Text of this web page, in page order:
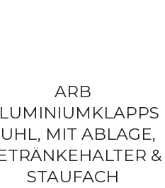
ARB
MIT ABLAGE,
&
STAUFACH